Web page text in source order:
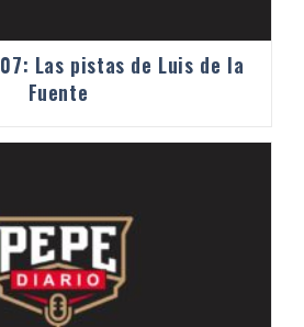
Las pistas de Luis de la
Fuente